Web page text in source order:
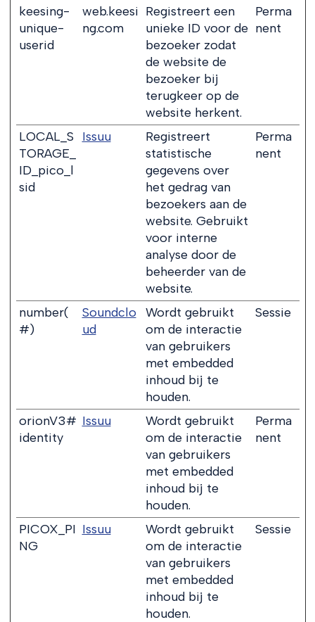
keesing-
unique-
userid
web.keesi
ng.com
Registreert een
unieke ID voor de
bezoeker zodat
de website de
bezoeker bij
terugkeer op de
website herkent.
Perma
nent
LOCAL_S
TORAGE_
ID_pico_l
sid
Issuu
Registreert
statistische
gegevens over
het gedrag van
bezoekers aan de
website. Gebruikt
voor interne
analyse door de
beheerder van de
website.
Perma
nent
number(
#)
Soundclo
ud
Wordt gebruikt
om de interactie
van gebruikers
met embedded
inhoud bij te
houden.
Sessie
orionV3#
identity
Issuu
Wordt gebruikt
om de interactie
van gebruikers
met embedded
inhoud bij te
houden.
Perma
nent
PICOX_PI
NG
Issuu
Wordt gebruikt
om de interactie
van gebruikers
met embedded
inhoud bij te
houden.
Sessie